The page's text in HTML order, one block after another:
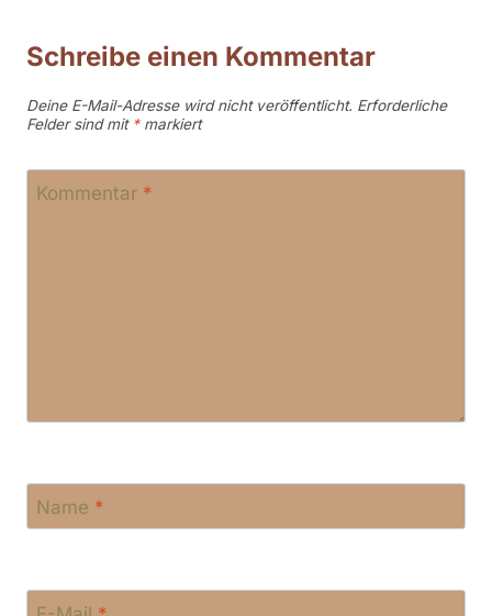
Schreibe einen Kommentar
Deine E-Mail-Adresse wird nicht veröffentlicht. Erforderliche
Felder sind mit *markiert
Kommentar *
Name *